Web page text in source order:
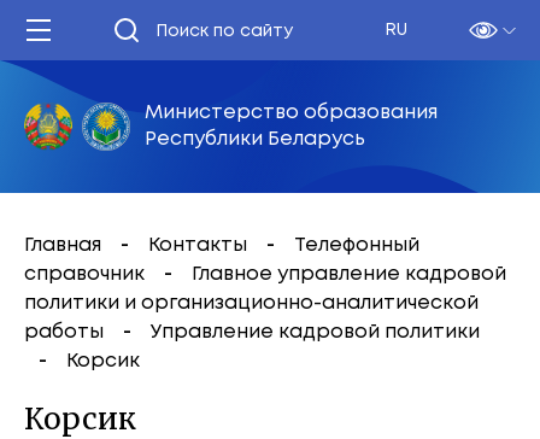
RU
Министерство образования
Республики Беларусь
Главная Контакты
Телефонный
справочник
Главное управление кадровой
политики и организационно-аналитической
работы
Управление кадровой политики
Корсик
Корсик